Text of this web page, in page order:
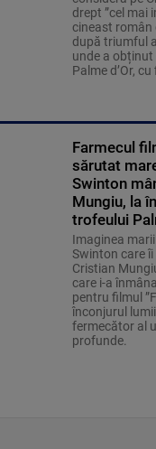
drept ”cel mai
cineast român
după triumful
unde a
Palme d’Or,
Farmecul
sărutat
Swinton
Mungiu, la
trofeului
Imaginea
Swinton care
Cristian
care i-a
pentru filmul
înconjurul
fermecător al
profunde.